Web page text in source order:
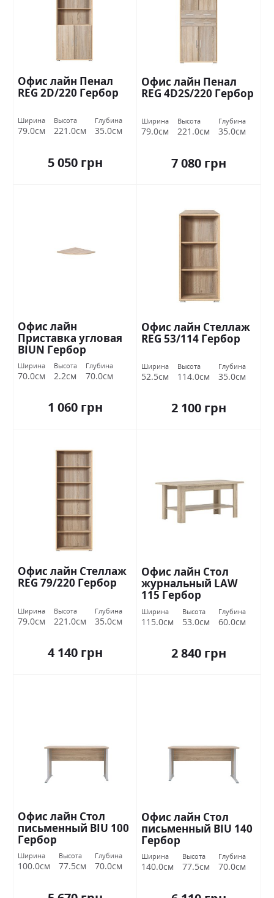
Офис лайн Пенал
REG 2D/220 Гербор
Ширина
79.0см
Высота
221.0см
Глубина
35.0см
5 050 грн
Офис лайн Пенал
REG 4D2S/220 Гербор
Ширина
79.0см
Высота
221.0см
Глубина
35.0см
7 080 грн
Офис лайн
Приставка угловая
BIUN Гербор
Ширина
70.0см
Высота
2.2см
Глубина
70.0см
1 060 грн
Офис лайн Стеллаж
REG 53/114 Гербор
Ширина
52.5см
Высота
114.0см
Глубина
35.0см
2 100 грн
Офис лайн Стеллаж
REG 79/220 Гербор
Ширина
79.0см
Высота
221.0см
Глубина
35.0см
4 140 грн
Офис лайн Стол
журнальный LAW
115 Гербор
Ширина
115.0см
Высота
53.0см
Глубина
60.0см
2 840 грн
Офис лайн Стол
письменный BIU 100
Гербор
Ширина
100.0см
Высота
77.5см
Глубина
70.0см
Офис лайн Стол
письменный BIU 140
Гербор
Ширина
140.0см
Высота
77.5см
Глубина
70.0см